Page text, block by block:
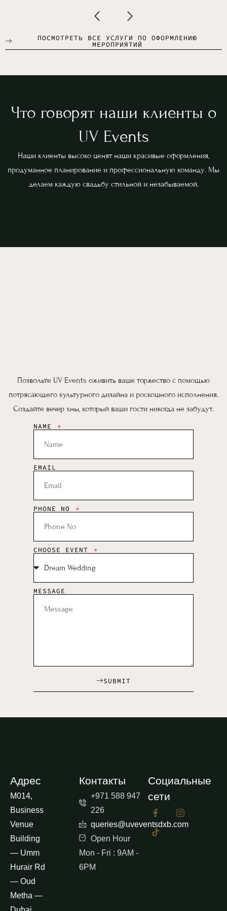
ПОСМОТРЕТЬ ВСЕ УСЛУГИ ПО ОФОРМЛЕНИЮ
МЕРОПРИЯТИЙ
Что говорят наши клиенты о
UV Events
Наши клиенты высоко ценят наши красивые оформления,
продуманное планирование и профессиональную команду. Мы
делаем каждую свадьбу стильной и незабываемой.
Позвольте UV Events оживить ваше торжество с помощью
потрясающего культурного дизайна и роскошного исполнения.
Создайте вечер хны, который ваши гости никогда не забудут.
NAME
EMAIL
PHONE NO
CHOOSE EVENT
MESSAGE
SUBMIT
Адрес
M014,
Business
Venue
Building
— Umm
Hurair Rd
— Oud
Metha —
Контакты
+971 588 947
226
queries@uveventsdxb.com
Open Hour
Mon - Fri : 9AM -
6PM
Социальные
сети